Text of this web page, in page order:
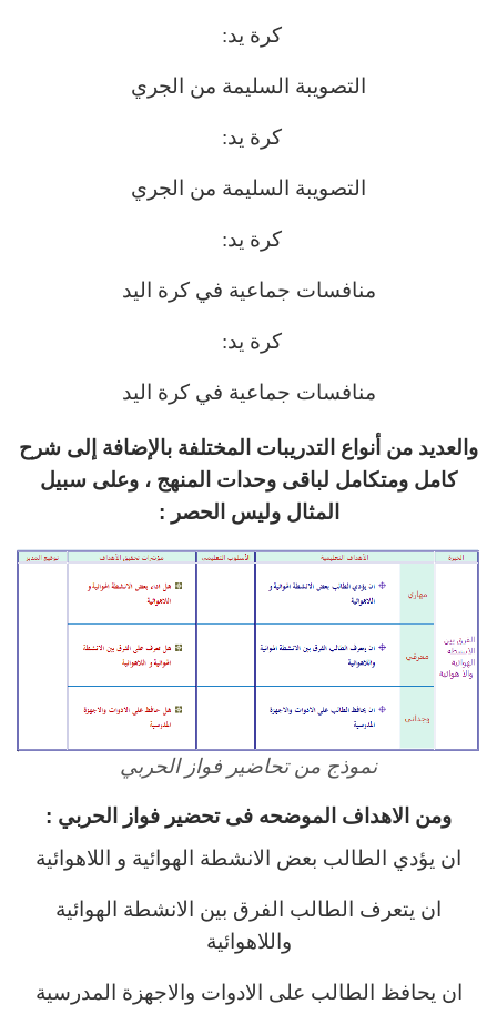
كرة يد:
التصويبة السليمة من الجري
كرة يد:
التصويبة السليمة من الجري
كرة يد:
منافسات جماعية في كرة اليد
كرة يد:
منافسات جماعية في كرة اليد
والعديد من أنواع التدريبات المختلفة بالإضافة إلى شرح
كامل ومتكامل لباقى وحدات المنهج ، وعلى سبيل
المثال وليس الحصر :
نموذج من تحاضير فواز الحربي
ومن الاهداف الموضحه فى تحضير فواز الحربي :
ان يؤدي الطالب بعض الانشطة الهوائية و اللاهوائية
ان يتعرف الطالب الفرق بين الانشطة الهوائية
واللاهوائية
ان يحافظ الطالب على الادوات والاجهزة المدرسية